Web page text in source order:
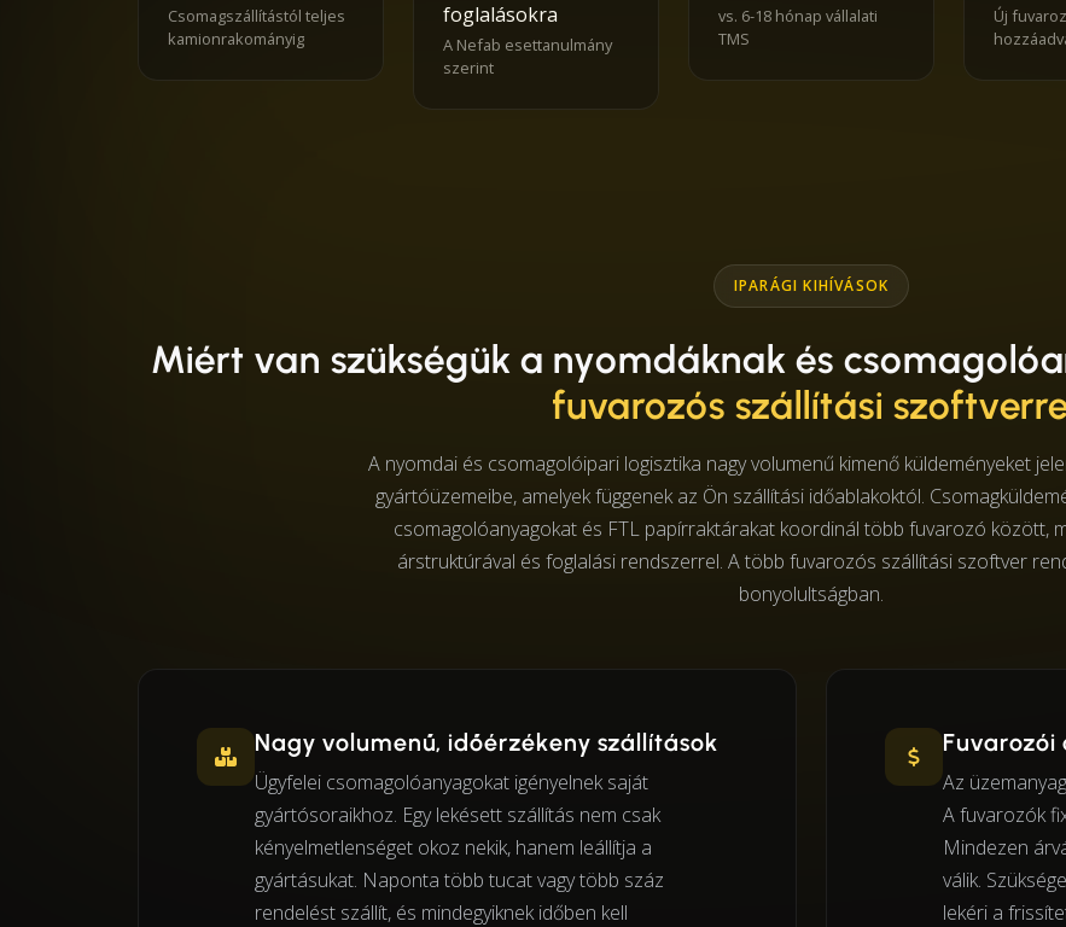
Csomagszállítástól teljes
kamionrakományig
foglalásokra
A Nefab esettanulmány
szerint
vs. 6-18 hónap vállalati
TMS
Új
IPARÁGI KIHÍVÁSOK
Miért van szükségük a nyomdáknak és
fuvarozós szállítási
A nyomdai és csomagolóipari logisztika nagy volumenű kimenő küldeményeket
gyártóüzemeibe, amelyek függenek az Ön szállítási időablakoktól.
csomagolóanyagokat és FTL papírraktárakat koordinál több fuvarozó között,
árstruktúrával és foglalási rendszerrel. A több fuvarozós szállítási szoftver
bonyolultságban.
Nagy volumenű, időérzékeny szállítások
Ügyfelei csomagolóanyagokat igényelnek saját
gyártósoraikhoz. Egy lekésett szállítás nem csak
kényelmetlenséget okoz nekik, hanem leállítja a
gyártásukat. Naponta több tucat vagy több száz
rendelést szállít, és mindegyiknek időben kell
Fuvarozói
Az
A fuvarozók
Mindezen
válik.
lekéri a